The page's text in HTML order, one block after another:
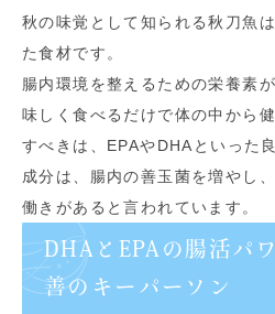
秋の味覚として知られる秋刀魚
た食材です。
腸内環境を整えるための栄養素
味しく食べるだけで体の中から
すべきは、EPAやDHAといった
成分は、腸内の善玉菌を増やし
働きがあると言われています。
DHAとEPAの腸活パ
善のキーパーソン